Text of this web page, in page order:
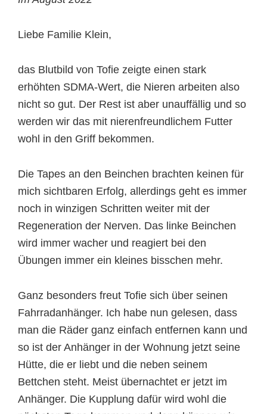
Liebe Familie Klein,
das Blutbild von Tofie zeigte einen stark
erhöhten SDMA-Wert, die Nieren arbeiten also
nicht so gut. Der Rest ist aber unauffällig und so
werden wir das mit nierenfreundlichem Futter
wohl in den Griff bekommen.
Die Tapes an den Beinchen brachten keinen für
mich sichtbaren Erfolg, allerdings geht es immer
noch in winzigen Schritten weiter mit der
Regeneration der Nerven. Das linke Beinchen
wird immer wacher und reagiert bei den
Übungen immer ein kleines bisschen mehr.
Ganz besonders freut Tofie sich über seinen
Fahrradanhänger. Ich habe nun gelesen, dass
man die Räder ganz einfach entfernen kann und
so ist der Anhänger in der Wohnung jetzt seine
Hütte, die er liebt und die neben seinem
Bettchen steht. Meist übernachtet er jetzt im
Anhänger. Die Kupplung dafür wird wohl die